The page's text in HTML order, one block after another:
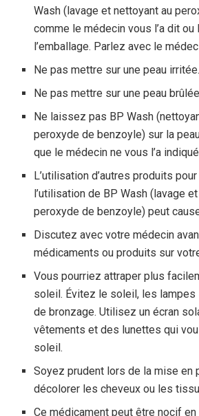
Wash (lavage et nettoyant au
comme le médecin vous l’a dit
l’emballage. Parlez avec le
Ne pas mettre sur une peau irritée.
Ne pas mettre sur une peau
Ne laissez pas BP Wash
peroxyde de benzoyle) sur la
que le médecin ne vous l’a
L’utilisation d’autres produits
l’utilisation de BP Wash (lavage
peroxyde de benzoyle) peut
Discutez avec votre médecin
médicaments ou produits sur
Vous pourriez attraper plus
soleil. Évitez le soleil, les
de bronzage. Utilisez un écran
vêtements et des lunettes qui
soleil.
Soyez prudent lors de la mise en
décolorer les cheveux ou les
Ce médicament peut être nocif en